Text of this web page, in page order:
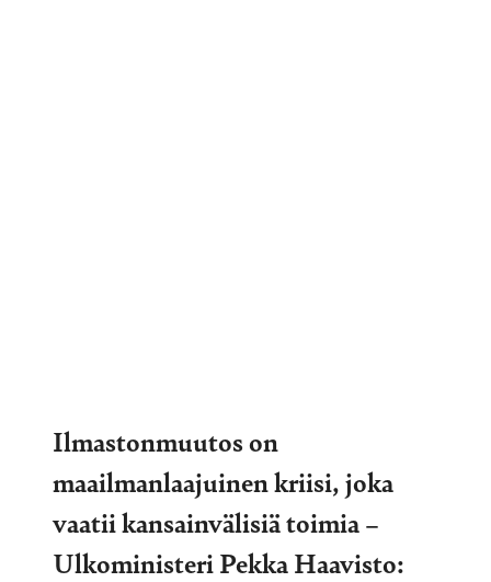
Ilmastonmuutos on
maailmanlaajuinen kriisi, joka
vaatii kansainvälisiä toimia –
Ulkoministeri Pekka Haavisto: